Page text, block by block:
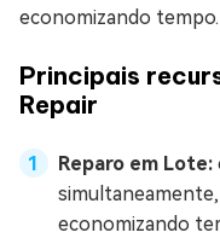
economizando tempo.
Principais
Repair
Reparo em Lote:
economizando